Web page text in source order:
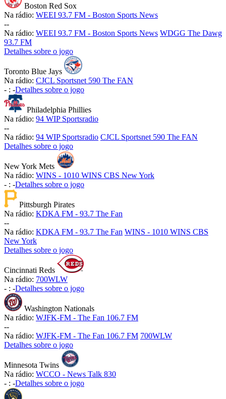
Boston Red Sox
Na rádio: WEEI 93.7 FM - Boston Sports News
--
Na rádio: WEEI 93.7 FM - Boston Sports News WDGG The Dawg
93.7 FM
Detalhes sobre o jogo
Toronto Blue Jays
Na rádio: CJCL Sportsnet 590 The FAN
- : -Detalhes sobre o jogo
Philadelphia Phillies
Na rádio: 94 WIP Sportsradio
--
Na rádio: 94 WIP Sportsradio CJCL Sportsnet 590 The FAN
Detalhes sobre o jogo
New York Mets
Na rádio: WINS - 1010 WINS CBS New York
- : -Detalhes sobre o jogo
Pittsburgh Pirates
Na rádio: KDKA FM - 93.7 The Fan
--
Na rádio: KDKA FM - 93.7 The Fan WINS - 1010 WINS CBS
New York
Detalhes sobre o jogo
Cincinnati Reds
Na rádio: 700WLW
- : -Detalhes sobre o jogo
Washington Nationals
Na rádio: WJFK-FM - The Fan 106.7 FM
--
Na rádio: WJFK-FM - The Fan 106.7 FM 700WLW
Detalhes sobre o jogo
Minnesota Twins
Na rádio: WCCO - News Talk 830
- : -Detalhes sobre o jogo